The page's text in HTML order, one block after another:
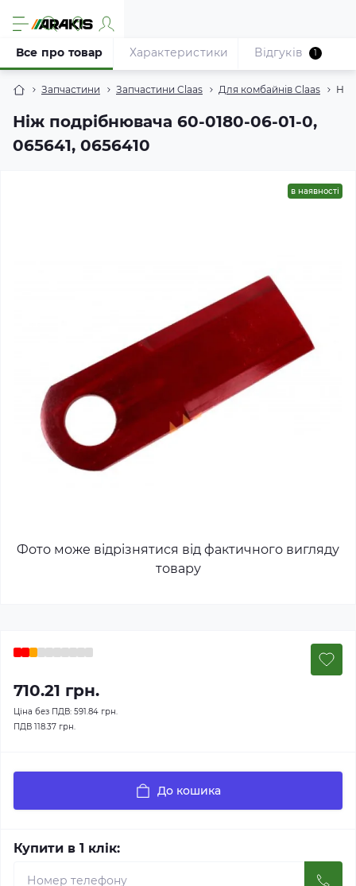
Запчастини Запчастини Claas Для комбайнів Claas Ніж
Ніж подрібнювача 60-0180-06-01-0,
065641, 0656410
Все про товар Характеристики Відгуків 1
в наявності
Фото може відрізнятися від фактичного вигляду
товару
710.21 грн.
Ціна без ПДВ: 591.84 грн.
ПДВ 118.37 грн.
До кошика
Купити в 1 клік: